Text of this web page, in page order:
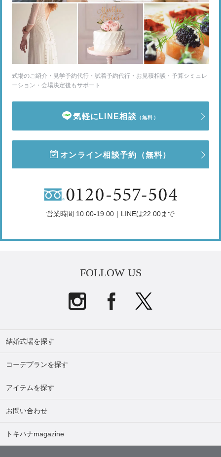
式場のご紹介・見学予約代行・試着予約代行・お見積相談・予算シミュレ
ーション・会場決定後もサポート
気軽にLINE相談 （無料）
オンライン相談予約 （無料）
営業時間 10:00-19:00｜LINEは22:00まで
FOLLOW US
結婚式場を探す
コーデプランを探す
アイテムを探す
お問い合わせ
トキハナmagazine